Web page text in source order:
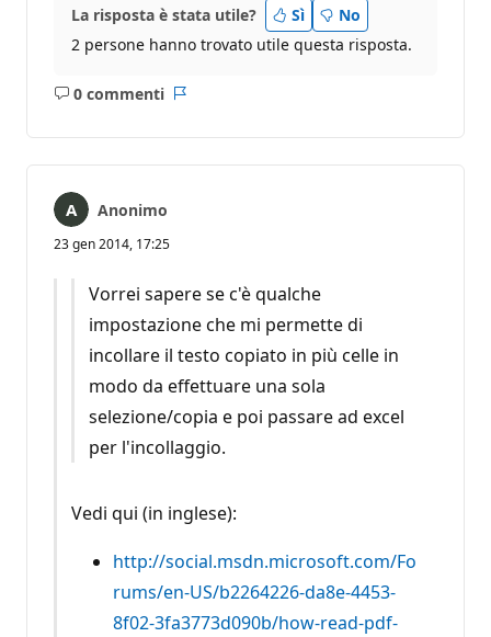
La risposta è stata utile? Sì
No
2 persone hanno trovato utile questa risposta.
0 commenti
Nessun
Anonimo
23 gen 2014, 17:25
Vorrei sapere se c'è qualche
impostazione che mi permette di
incollare il testo copiato in più celle in
modo da effettuare una sola
selezione/copia e poi passare ad excel
per l'incollaggio.
Vedi qui (in inglese):
http://social.msdn.microsoft.com/Fo
rums/en-US/b2264226-da8e-4453-
8f02-3fa3773d090b/how-read-pdf-